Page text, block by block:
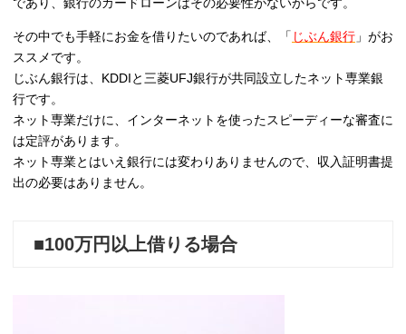
その中でも手軽にお金を借りたいのであれば、「 じぶん銀行 」がお
ススメです。
じぶん銀行は、KDDIと三菱UFJ銀行が共同設立したネット専業銀
行です。
ネット専業だけに、インターネットを使ったスピーディーな審査に
は定評があります。
ネット専業とはいえ銀行には変わりありませんので、収入証明書提
出の必要はありません。
■100万円以上借りる場合